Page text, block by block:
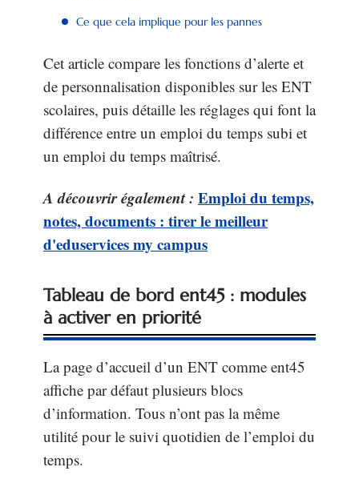
Ce que cela implique pour les pannes
Cet article compare les fonctions d’alerte et
de personnalisation disponibles sur les ENT
scolaires, puis détaille les réglages qui font la
différence entre un emploi du temps subi et
un emploi du temps maîtrisé.
A découvrir également : Emploi du temps,
notes, documents : tirer le meilleur
d'eduservices my campus
Tableau de bord ent45 : modules
à activer en priorité
La page d’accueil d’un ENT comme ent45
affiche par défaut plusieurs blocs
d’information. Tous n’ont pas la même
utilité pour le suivi quotidien de l’emploi du
temps.